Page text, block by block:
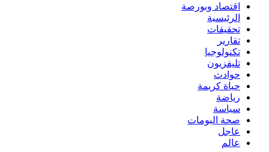
اقتصاد وبورصة
الرئيسية
تحقيقات
تقارير
تكنولوجيا
تليفزيون
حوادث
حياة كريمة
رياضة
سياسة
صحة البومات
عاجل
عالم